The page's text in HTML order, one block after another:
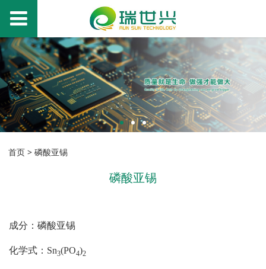
首页 > 磷酸亚锡
磷酸亚锡
成分：磷酸亚锡
化学式： Sn3(PO4)2